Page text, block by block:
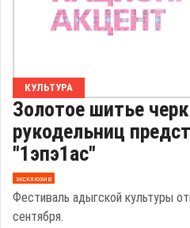
КУЛЬТУРА
Золотое шитье
рукодельниц
"1эпэ1ас"
эксклюзив
Фестиваль адыгской культуры
сентября.